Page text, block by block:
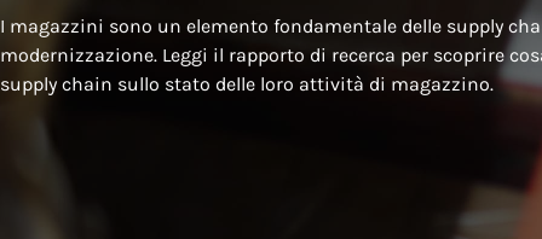
I magazzini sono un elemento fondamentale delle supply
modernizzazione. Leggi il rapporto di recerca per scoprire
supply chain sullo stato delle loro attività di magazzino.